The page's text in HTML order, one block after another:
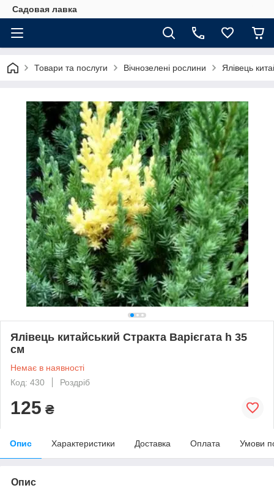
Садовая лавка
Товари та послуги Вічнозелені рослини Ялівець
Ялівець китайський Стракта Варієгата h 35
см
Немає в наявності
Код: 430
Роздріб
125 ₴
Опис Характеристики Доставка Оплата Умови
Опис